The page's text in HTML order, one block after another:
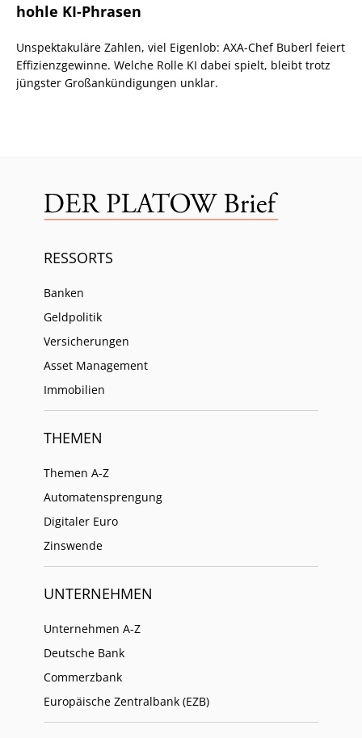
hohle KI-Phrasen
Unspektakuläre Zahlen, viel Eigenlob: AXA-Chef Buberl feiert
Effizienzgewinne. Welche Rolle KI dabei spielt, bleibt trotz
jüngster Großankündigungen unklar.
RESSORTS
Banken
Geldpolitik
Versicherungen
Asset Management
Immobilien
THEMEN
Themen A-Z
Automatensprengung
Digitaler Euro
Zinswende
UNTERNEHMEN
Unternehmen A-Z
Deutsche Bank
Commerzbank
Europäische Zentralbank (EZB)